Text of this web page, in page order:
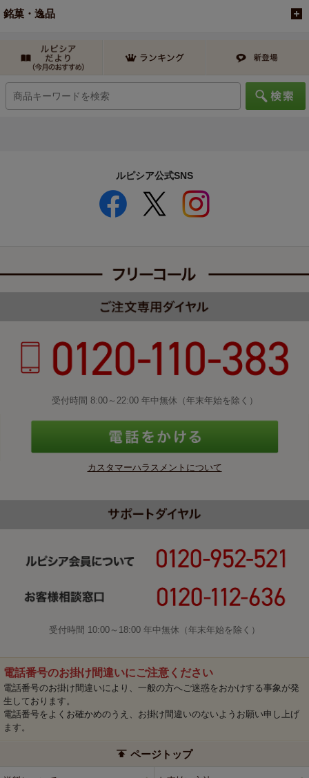
銘菓・逸品
ルピシア公式SNS
受付時間 8:00～22:00 年中無休（年末年始を除く）
カスタマーハラスメントについて
受付時間 10:00～18:00 年中無休（年末年始を除く）
電話番号のお掛け間違いにご注意ください
電話番号のお掛け間違いにより、一般の方へご迷惑をおかけする事象が発
生しております。
電話番号をよくお確かめのうえ、お掛け間違いのないようお願い申し上げ
ます。
ページトップ